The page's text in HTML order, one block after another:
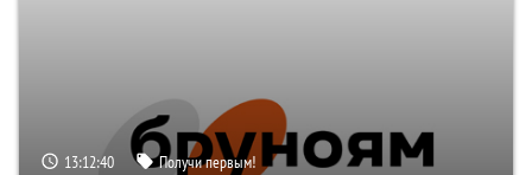
13:12:39 Получи первым!